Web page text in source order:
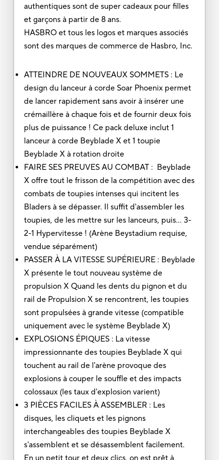
authentiques sont de super cadeaux pour filles
et garçons à partir de 8 ans.
HASBRO et tous les logos et marques associés
sont des marques de commerce de Hasbro, Inc.
ATTEINDRE DE NOUVEAUX SOMMETS : Le
design du lanceur à corde Soar Phoenix permet
de lancer rapidement sans avoir à insérer une
crémaillère à chaque fois et de fournir deux fois
plus de puissance ! Ce pack deluxe inclut 1
lanceur à corde Beyblade X et 1 toupie
Beyblade X à rotation droite
FAIRE SES PREUVES AU COMBAT : Beyblade
X offre tout le frisson de la compétition avec des
combats de toupies intenses qui incitent les
Bladers à se dépasser. Il suffit d'assembler les
toupies, de les mettre sur les lanceurs, puis... 3-
2-1 Hypervitesse ! (Arène Beystadium requise,
vendue séparément)
PASSER À LA VITESSE SUPÉRIEURE : Beyblade
X présente le tout nouveau système de
propulsion X Quand les dents du pignon et du
rail de Propulsion X se rencontrent, les toupies
sont propulsées à grande vitesse (compatible
uniquement avec le système Beyblade X)
EXPLOSIONS ÉPIQUES : La vitesse
impressionnante des toupies Beyblade X qui
touchent au rail de l'arène provoque des
explosions à couper le souffle et des impacts
colossaux (les taux d'explosion varient)
3 PIÈCES FACILES À ASSEMBLER : Les
disques, les cliquets et les pignons
interchangeables des toupies Beyblade X
s'assemblent et se désassemblent facilement.
En un petit tour et deux clics, on est prêt à